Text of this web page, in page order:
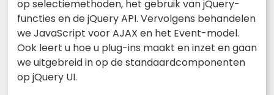
op selectiemethoden, het gebruik van jQuery-
functies en de jQuery API. Vervolgens behandelen
we JavaScript voor AJAX en het Event-model.
Ook leert u hoe u plug-ins maakt en inzet en gaan
we uitgebreid in op de standaardcomponenten
op jQuery UI.